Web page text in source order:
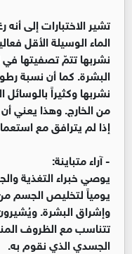
تشير الاختبارات إلى
الماء الوسيلة الأقل
نشربها تتمّ تصفيتها
البشرة. كما أن نسبة
نشربها وكثيراً
من الخارج. وهذا يعني
إذا لم يترافق مع
- آراء متباينة:
يومياً لتخليص الجسم
وإشراق البشرة.
تتناسب مع الظروف
الجسدي الذي نقوم به.